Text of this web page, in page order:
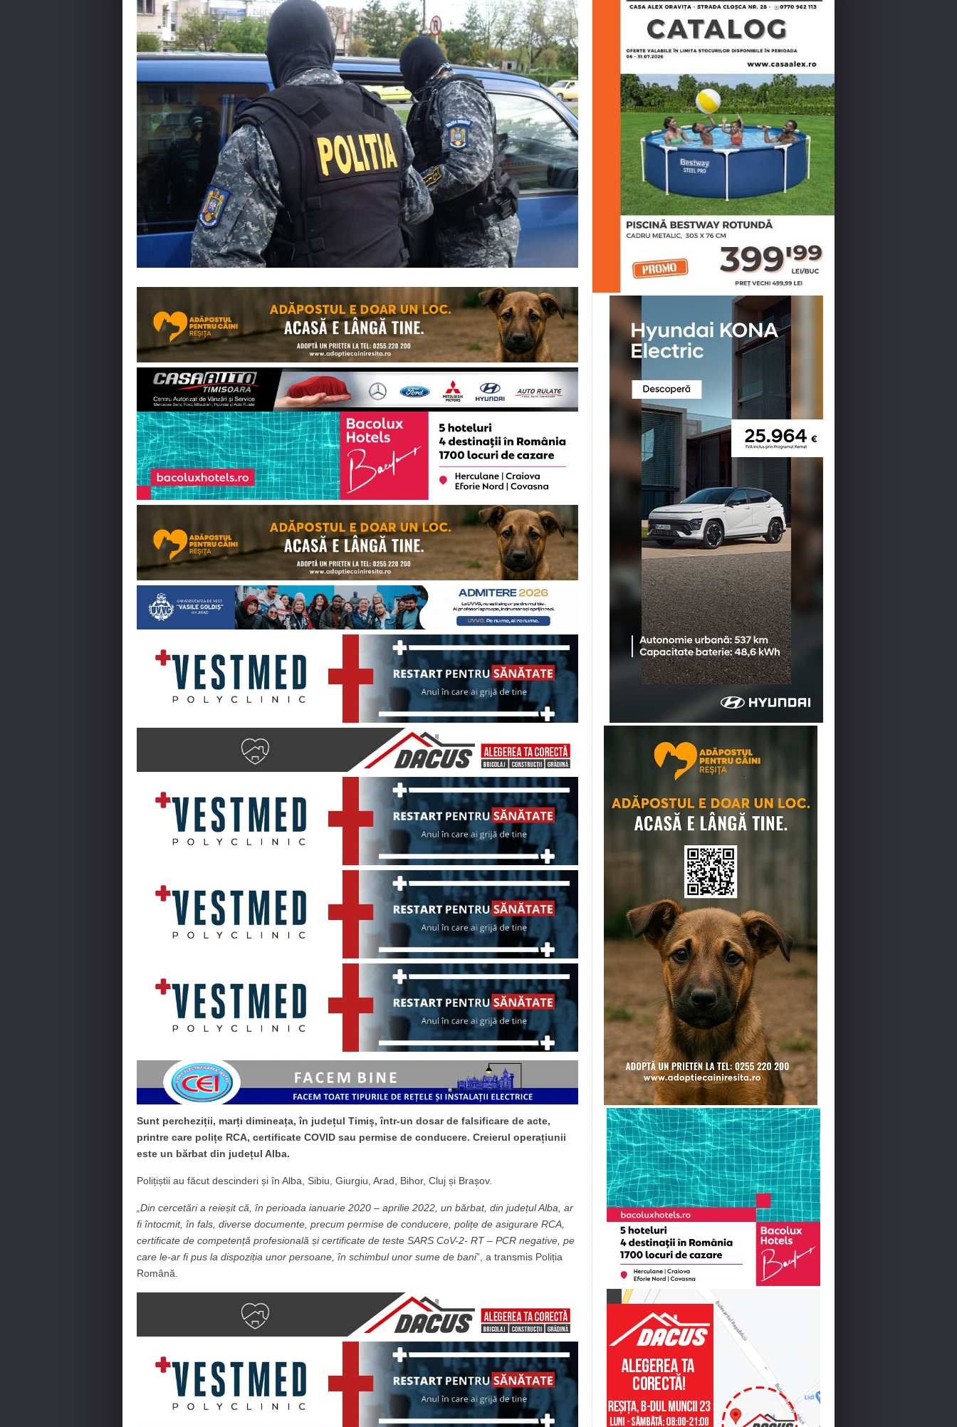
Sunt percheziții, marți dimineața, în județul Timiș, într-un dosar de falsificare de acte,
printre care polițe RCA, certificate COVID sau permise de conducere. Creierul operațiunii
este un bărbat din județul Alba.
Polițiștii au făcut descinderi și în Alba, Sibiu, Giurgiu, Arad, Bihor, Cluj și Brașov.
„Din cercetări a reieșit că, în perioada ianuarie 2020 – aprilie 2022, un bărbat, din județul Alba, ar
fi întocmit, în fals, diverse documente, precum permise de conducere, polițe de asigurare RCA,
certificate de competență profesională și certificate de teste SARS CoV-2- RT – PCR negative, pe
care le-ar fi pus la dispoziția unor persoane, în schimbul unor sume de bani”, a transmis Poliția
Română.